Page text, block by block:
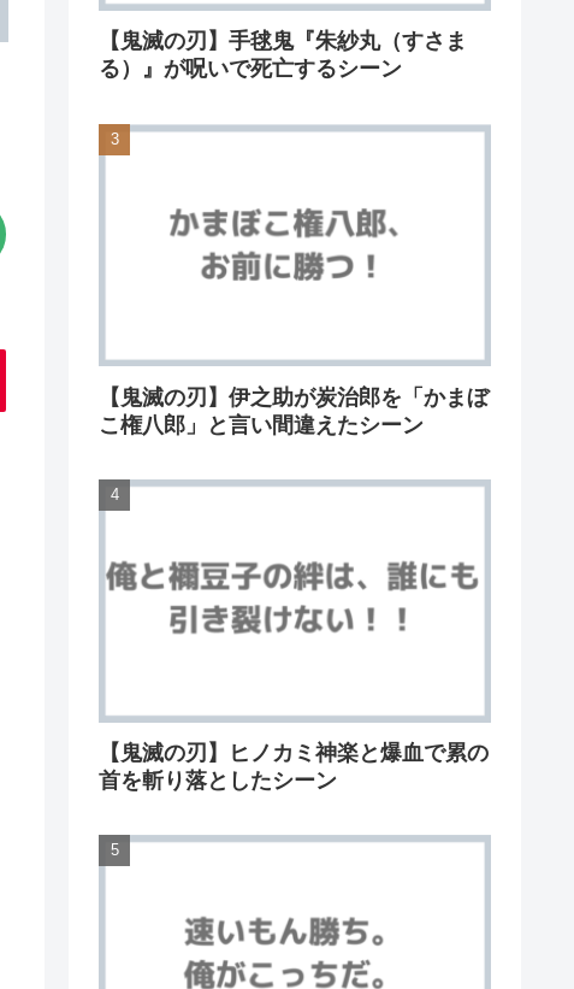
【鬼滅の刃】手毬鬼『朱紗丸（すさま
る）』が呪いで死亡するシーン
【鬼滅の刃】伊之助が炭治郎を「かまぼ
こ権八郎」と言い間違えたシーン
【鬼滅の刃】ヒノカミ神楽と爆血で累の
首を斬り落としたシーン